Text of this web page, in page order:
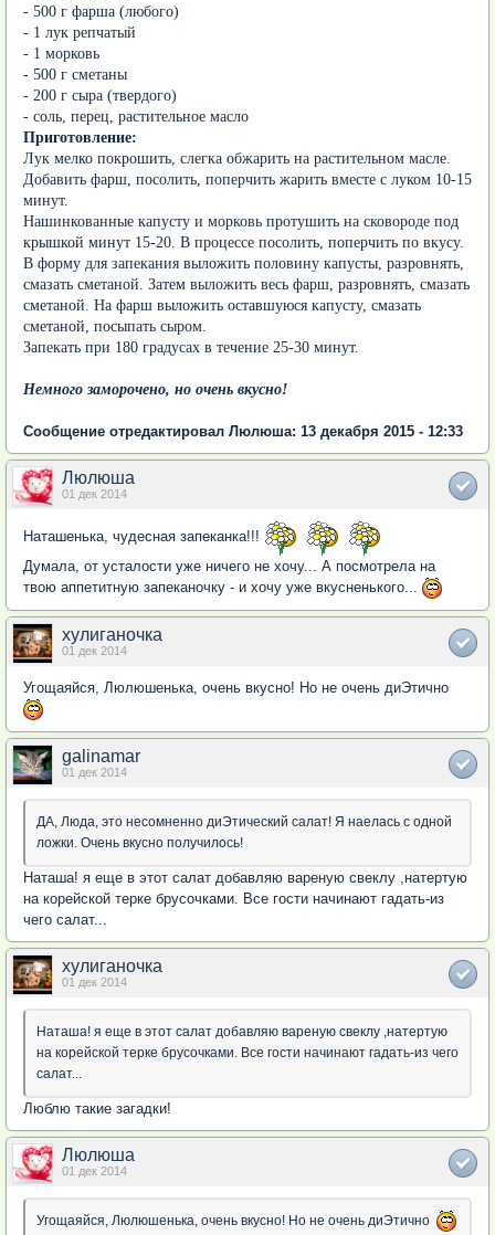
- 500 г фарша (любого)
- 1 лук репчатый
- 1 морковь
- 500 г сметаны
- 200 г сыра (твердого)
- соль, перец, растительное масло
Приготовление:
Лук мелко покрошить, слегка обжарить на растительном масле.
Добавить фарш, посолить, поперчить жарить вместе с луком 10-15
минут.
Нашинкованные капусту и морковь протушить на сковороде под
крышкой минут 15-20. В процессе посолить, поперчить по вкусу.
В форму для запекания выложить половину капусты, разровнять,
смазать сметаной. Затем выложить весь фарш, разровнять, смазать
сметаной. На фарш выложить оставшуюся капусту, смазать
сметаной, посыпать сыром.
Запекать при 180 градусах в течение 25-30 минут.
Немного заморочено, но очень вкусно!
Сообщение отредактировал Люлюша: 13 декабря 2015 - 12:33
Люлюша
01 дек 2014
Наташенька, чудесная запеканка!!!
Думала, от усталости уже ничего не хочу... А посмотрела на
твою аппетитную запеканочку - и хочу уже вкусненького...
хулиганочка
01 дек 2014
Угощаяйся, Люлюшенька, очень вкусно! Но не очень диЭтично
galinamar
01 дек 2014
ДА, Люда, это несомненно диЭтический салат! Я наелась с одной
ложки. Очень вкусно получилось!
Наташа! я еще в этот салат добавляю вареную свеклу ,натертую
на корейской терке брусочками. Все гости начинают гадать-из
чего салат...
хулиганочка
01 дек 2014
Наташа! я еще в этот салат добавляю вареную свеклу ,натертую
на корейской терке брусочками. Все гости начинают гадать-из чего
салат...
Люблю такие загадки!
Люлюша
01 дек 2014
Угощаяйся, Люлюшенька, очень вкусно! Но не очень диЭтично